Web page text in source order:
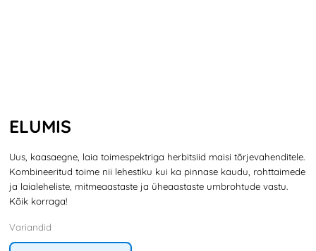
ELUMIS
Uus, kaasaegne, laia toimespektriga herbitsiid maisi tõrjevahenditele.
Kombineeritud toime nii lehestiku kui ka pinnase kaudu, rohttaimede
ja laialeheliste, mitmeaastaste ja üheaastaste umbrohtude vastu.
Kõik korraga!
Variandid